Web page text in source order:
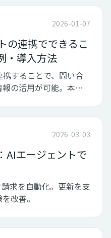
2026-01-07
の連携でできるこ
・導入方法
することで、問い合
の活用が可能。本記
2026-03-03
AIエージェントで
求を自動化。更新を支
改善。